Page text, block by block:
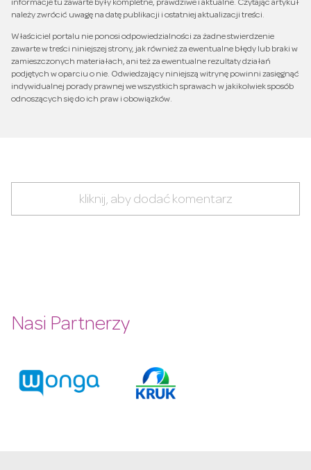
informacje tu zawarte były kompletne, prawdziwe i aktualne. Czytając artykuł
należy zwrócić uwagę na datę publikacji i ostatniej aktualizacji treści.
Właściciel portalu nie ponosi odpowiedzialności za żadne stwierdzenie
zawarte w treści niniejszej strony, jak również za ewentualne błędy lub braki w
zamieszczonych materiałach, ani też za ewentualne rezultaty działań
podjętych w oparciu o nie. Odwiedzający niniejszą witrynę powinni zasięgnąć
indywidualnej porady prawnej we wszystkich sprawach w jakikolwiek sposób
odnoszących się do ich praw i obowiązków.
kliknij, aby dodać komentarz
Nasi Partnerzy